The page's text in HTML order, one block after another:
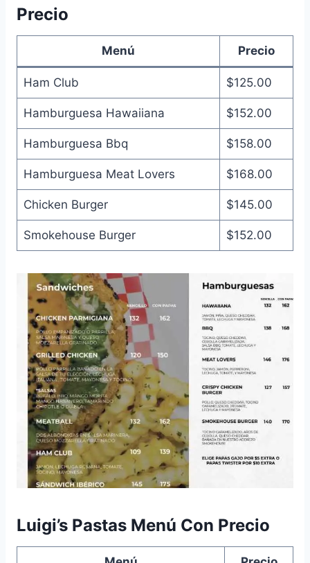
Precio
Menú Precio
Ham Club $125.00
Hamburguesa Hawaiiana $152.00
Hamburguesa Bbq $158.00
Hamburguesa Meat Lovers $168.00
Chicken Burger $145.00
Smokehouse Burger $152.00
Luigi’s Pastas Menú Con Precio